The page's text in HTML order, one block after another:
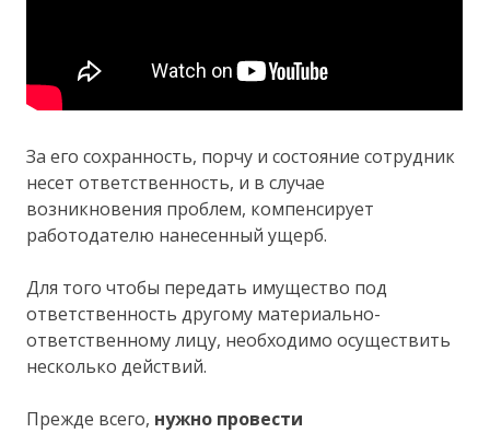
За его сохранность, порчу и состояние сотрудник
несет ответственность, и в случае
возникновения проблем, компенсирует
работодателю нанесенный ущерб.
Для того чтобы передать имущество под
ответственность другому материально-
ответственному лицу, необходимо осуществить
несколько действий.
Прежде всего, нужно провести